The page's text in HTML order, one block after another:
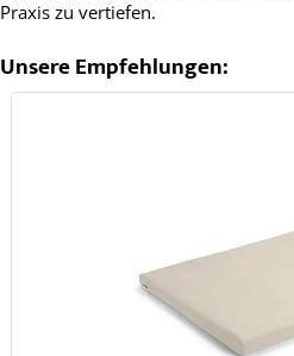
Praxis zu vertiefen.
Unsere Empfehlungen: